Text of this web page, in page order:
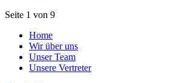
Seite 1 von 9
Home
Wir über uns
Unser Team
Unsere Vertreter